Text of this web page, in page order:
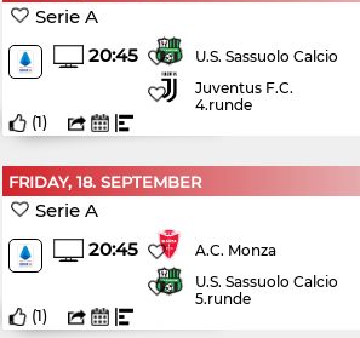
Serie A
20:45
U.S. Sassuolo Calcio
Juventus F.C.
4.runde
(1)
FRIDAY, 18. SEPTEMBER
Serie A
20:45
A.C. Monza
U.S. Sassuolo Calcio
5.runde
(1)